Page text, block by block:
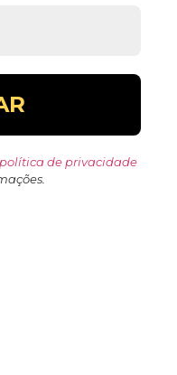
política de privacidade